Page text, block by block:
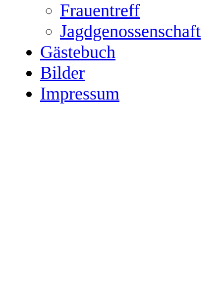
Frauentreff
Jagdgenossenschaft
Gästebuch
Bilder
Impressum